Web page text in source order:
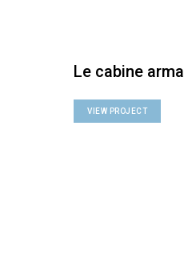
Le cabine
VIEW PROJECT